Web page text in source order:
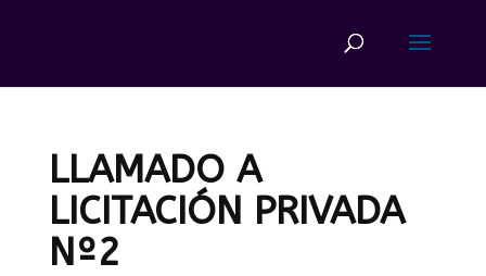
LLAMADO A
LICITACIÓN PRIVADA
Nº2